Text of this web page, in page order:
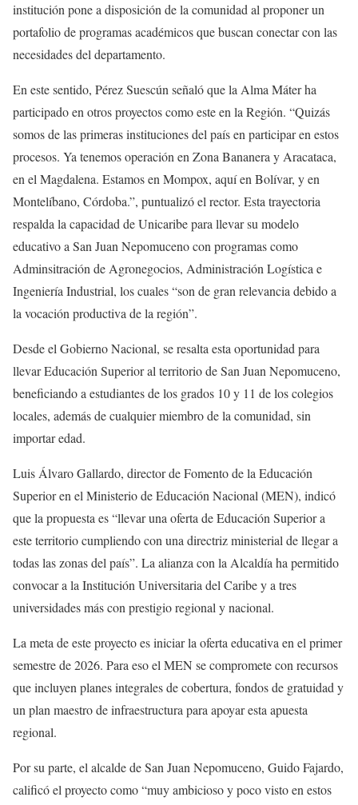
institución pone a disposición de la comunidad al proponer un
portafolio de programas académicos que buscan conectar con las
necesidades del departamento.
En este sentido, Pérez Suescún señaló que la Alma Máter ha
participado en otros proyectos como este en la Región. “Quizás
somos de las primeras instituciones del país en participar en estos
procesos. Ya tenemos operación en Zona Bananera y Aracataca,
en el Magdalena. Estamos en Mompox, aquí en Bolívar, y en
Montelíbano, Córdoba.”, puntualizó el rector. Esta trayectoria
respalda la capacidad de Unicaribe para llevar su modelo
educativo a San Juan Nepomuceno con programas como
Adminsitración de Agronegocios, Administración Logística e
Ingeniería Industrial, los cuales “son de gran relevancia debido a
la vocación productiva de la región”.
Desde el Gobierno Nacional, se resalta esta oportunidad para
llevar Educación Superior al territorio de San Juan Nepomuceno,
beneficiando a estudiantes de los grados 10 y 11 de los colegios
locales, además de cualquier miembro de la comunidad, sin
importar edad.
Luis Álvaro Gallardo, director de Fomento de la Educación
Superior en el Ministerio de Educación Nacional (MEN), indicó
que la propuesta es “llevar una oferta de Educación Superior a
este territorio cumpliendo con una directriz ministerial de llegar a
todas las zonas del país”. La alianza con la Alcaldía ha permitido
convocar a la Institución Universitaria del Caribe y a tres
universidades más con prestigio regional y nacional.
La meta de este proyecto es iniciar la oferta educativa en el primer
semestre de 2026. Para eso el MEN se compromete con recursos
que incluyen planes integrales de cobertura, fondos de gratuidad y
un plan maestro de infraestructura para apoyar esta apuesta
regional.
Por su parte, el alcalde de San Juan Nepomuceno, Guido Fajardo,
calificó el proyecto como “muy ambicioso y poco visto en estos